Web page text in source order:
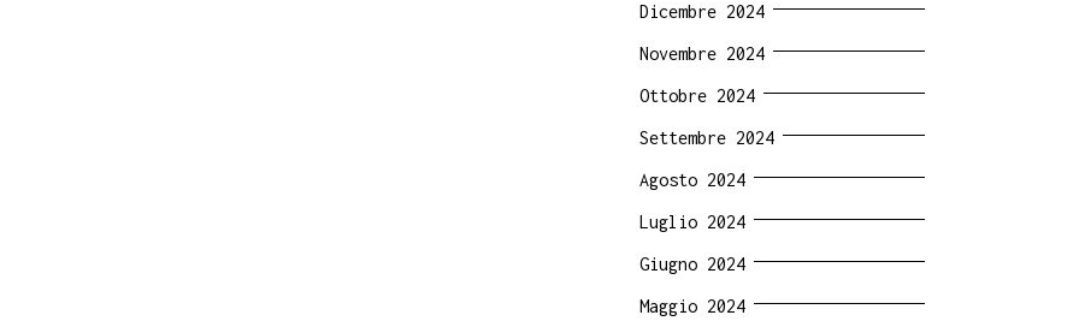
Dicembre 2024
Novembre 2024
Ottobre 2024
Settembre 2024
Agosto 2024
Luglio 2024
Giugno 2024
Maggio 2024